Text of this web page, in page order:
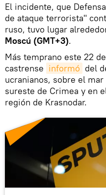
El incidente, que
de ataque terrorista"
ruso, tuvo lugar
Moscú (GMT+3).
Más temprano este 22
castrense informó del
ucranianos, sobre el
sureste de Crimea y en
región de Krasnodar.